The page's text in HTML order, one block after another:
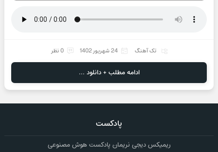
تک آهنگ 24 شهریور 1402 0 نظر
ادامه مطلب + دانلود ...
پادکست
ریمیکس دیجی نریمان پادکست هوش مصنوعی